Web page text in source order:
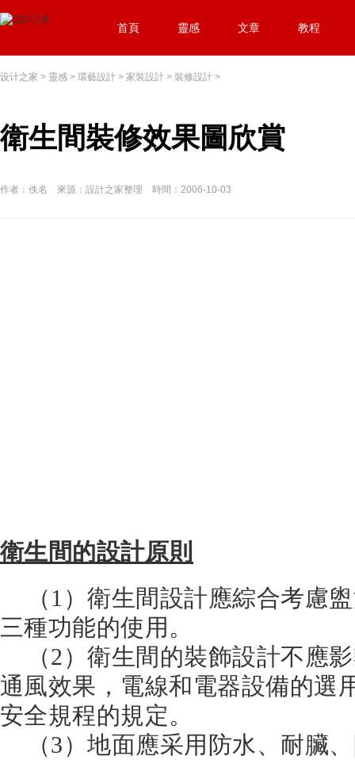
首頁 靈感 文章 教程
设计之家 > 靈感 > 環藝設計 > 家裝設計 > 裝修設計 >
衛生間裝修效果圖欣賞
作者：佚名 來源：設計之家整理 時間：2006-10-03
衛生間的設計原則
（1）衛生間設計應綜合考慮
三種功能的使用。
（2）衛生間的裝飾設計不應
通風效果，電線和電器設備的選
安全規程的規定。
（3）地面應采用防水、耐臟